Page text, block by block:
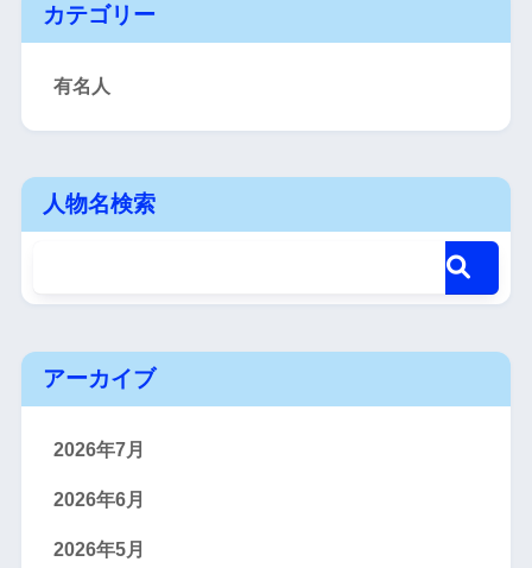
カテゴリー
有名人
人物名検索
アーカイブ
2026年7月
2026年6月
2026年5月